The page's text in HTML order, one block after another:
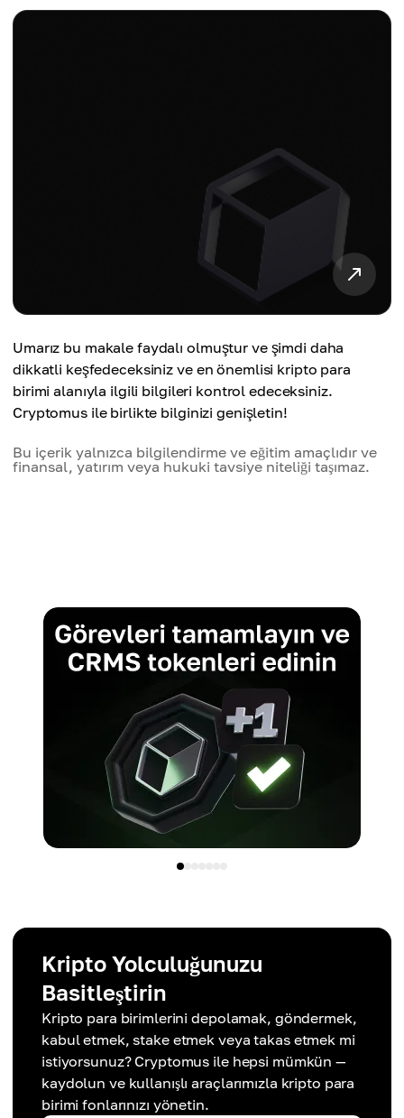
Umarız bu makale faydalı olmuştur ve şimdi daha
dikkatli keşfedeceksiniz ve en önemlisi kripto para
birimi alanıyla ilgili bilgileri kontrol edeceksiniz.
Cryptomus ile birlikte bilginizi genişletin!
Bu içerik yalnızca bilgilendirme ve eğitim amaçlıdır ve
finansal, yatırım veya hukuki tavsiye niteliği taşımaz.
Kripto Yolculuğunuzu
Basitleştirin
Kripto para birimlerini depolamak, göndermek,
kabul etmek, stake etmek veya takas etmek mi
istiyorsunuz? Cryptomus ile hepsi mümkün —
kaydolun ve kullanışlı araçlarımızla kripto para
birimi fonlarınızı yönetin.